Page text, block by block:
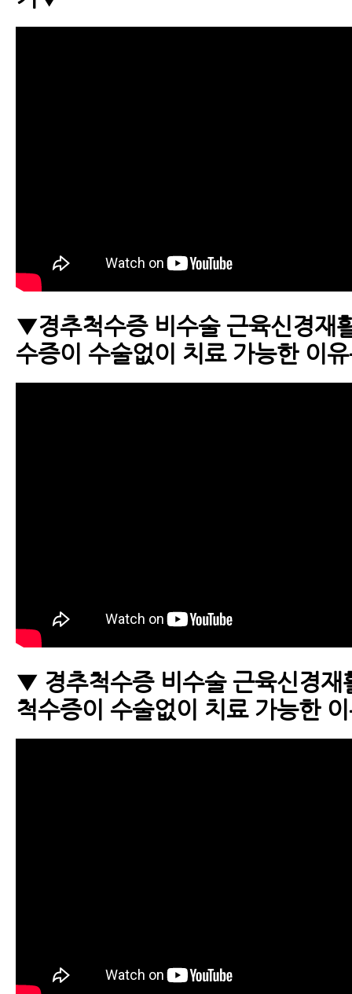
▼경추척수증 비수술 근육신경재
수증이 수술없이 치료 가능한 이
▼ 경추척수증 비수술 근육신경재
척수증이 수술없이 치료 가능한